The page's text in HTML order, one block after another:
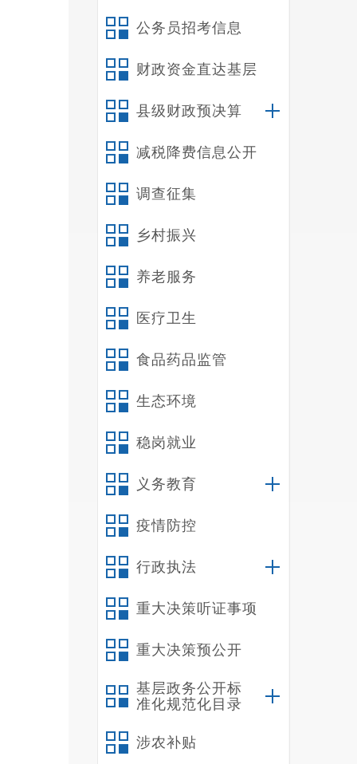
公务员招考信息
财政资金直达基层
县级财政预决算
减税降费信息公开
调查征集
乡村振兴
养老服务
医疗卫生
食品药品监管
生态环境
稳岗就业
义务教育
疫情防控
行政执法
重大决策听证事项
重大决策预公开
基层政务公开标
准化规范化目录
涉农补贴